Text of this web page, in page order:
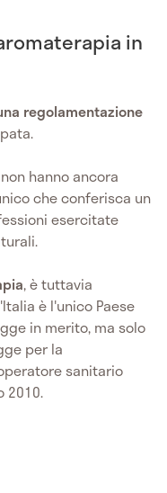
in
regolamentazione
hanno ancora
che conferisca un
esercitate
, è tuttavia
è l'unico Paese
in merito, ma solo
per la
sanitario
2010.